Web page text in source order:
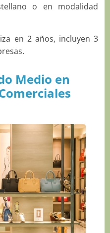
o en modalidad
en 2 años, incluyen 3
Medio en